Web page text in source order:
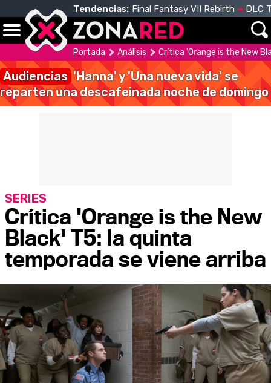
Tendencias: Final Fantasy VII Rebirth DLC
Portada Análisis Crítica 'Orange is the New
Audiencias 'Hanna' y 'Una nueva vida' se
reparten una descafeinada noche de domingo
Crítica 'Orange is the New
Black' T5: la quinta
temporada se viene arriba
SERIES